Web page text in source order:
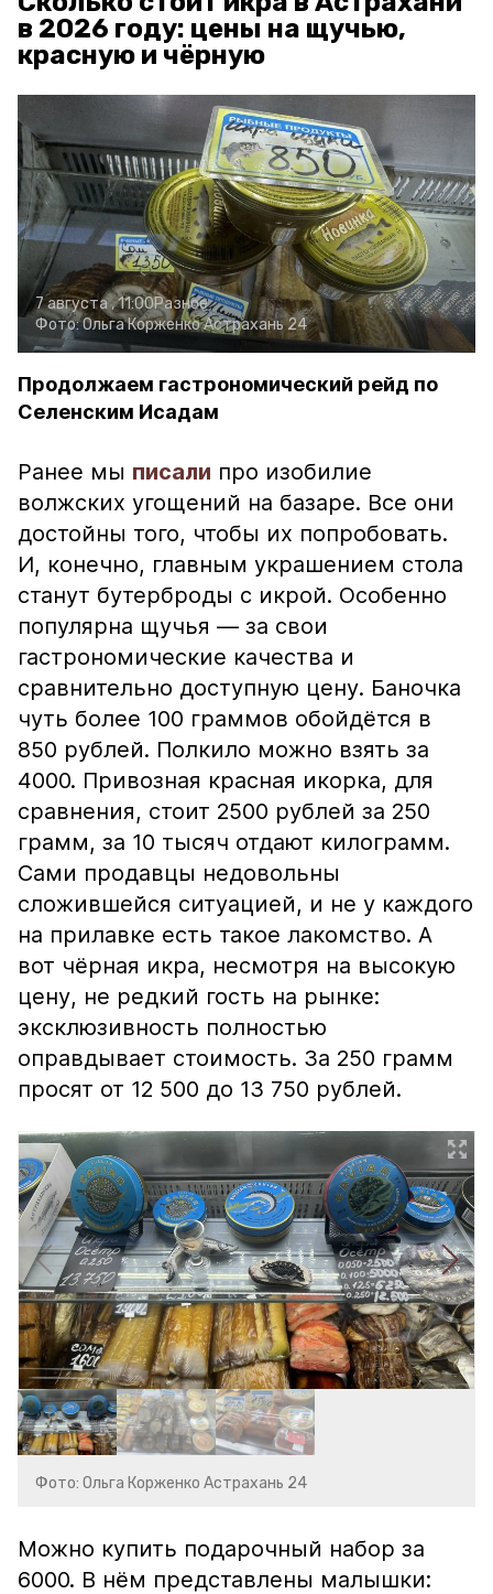
в 2026 году: цены на щучью,
красную и чёрную
7 августа , 11:00Разное
Фото:Ольга КорженкоАстрахань 24
Продолжаем гастрономический рейд по
Селенским Исадам
Ранее мы писали про изобилие
волжских угощений на базаре. Все они
достойны того, чтобы их попробовать.
И, конечно, главным украшением стола
станут бутерброды с икрой. Особенно
популярна щучья — за свои
гастрономические качества и
сравнительно доступную цену. Баночка
чуть более 100 граммов обойдётся в
850 рублей. Полкило можно взять за
4000. Привозная красная икорка, для
сравнения, стоит 2500 рублей за 250
грамм, за 10 тысяч отдают килограмм.
Сами продавцы недовольны
сложившейся ситуацией, и не у каждого
на прилавке есть такое лакомство. А
вот чёрная икра, несмотря на высокую
цену, не редкий гость на рынке:
эксклюзивность полностью
оправдывает стоимость. За 250 грамм
просят от 12 500 до 13 750 рублей.
Фото: Ольга Корженко Астрахань 24
Можно купить подарочный набор за
6000. В нём представлены малышки: